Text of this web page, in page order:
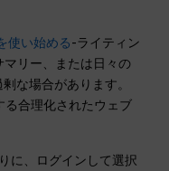
使い始める-ライティン
リー、または日々の
な場合があります。
合理化されたウェブ
に、ログインして選択